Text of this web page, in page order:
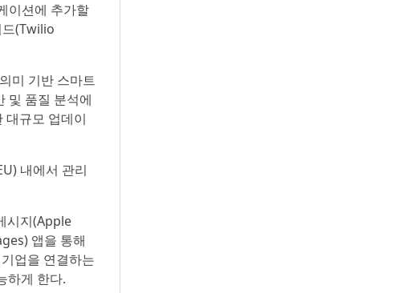
이션에 추가할
드(Twilio
미 기반 스마트
및 품질 분석에
규모 업데이
내에서 관리
시지(Apple
앱을 통해
업을 연결하는
하게 한다.